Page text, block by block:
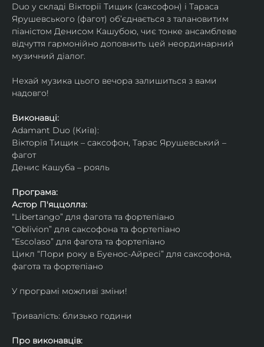
Duo у складі Вікторії Тищик (саксофон) і Тараса
Ярушевського (фагот) об’єднається з талановитим
піаністом Денисом Кашубою, чиє тонке ансамблеве
відчуття гармонійно доповнить цей неординарний
музичний діалог.
Нехай музика цього вечора залишиться з вами
надовго!
Виконавці:
Adamant Duo (Київ):
Вікторія Тищик – саксофон, Тарас Ярушевський –
фагот
Денис Кашуба – рояль
Програма:
Астор П'яццолла:
“Libertango” для фагота та фортепіано
“Oblivion” для саксофона та фортепіано
“Escolaso” для фагота та фортепіано
Цикл “Пори року в Буенос-Айресі” для саксофона,
фагота та фортепіано
У програмі можливі зміни!
Тривалість: близько години
Про виконавців: